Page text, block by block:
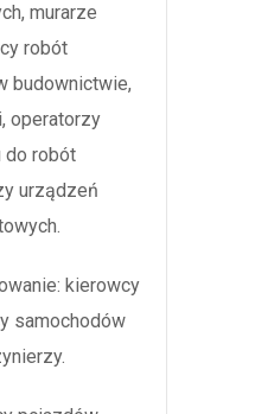
murarze
robót
budownictwie,
operatorzy
do robót
urządzeń
kierowcy
samochodów